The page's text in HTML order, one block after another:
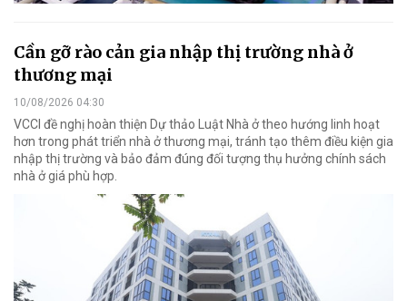
Cần gỡ rào cản gia nhập thị trường nhà ở
thương mại
10/08/2026 04:30
VCCI đề nghị hoàn thiện Dự thảo Luật Nhà ở theo hướng linh hoạt
hơn trong phát triển nhà ở thương mại, tránh tạo thêm điều kiện gia
nhập thị trường và bảo đảm đúng đối tượng thụ hưởng chính sách
nhà ở giá phù hợp.